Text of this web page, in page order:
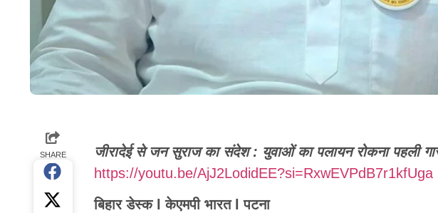
SHARE
जीरादेई से जन सुराज का संदेश : युवाओं का पलायन रोकना पहली
https://youtu.be/AjJ2LodidEE?si=RxwEVPdB7r1kfUga
बिहार डेस्क l केएमपी भारत l पटना